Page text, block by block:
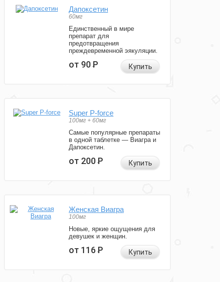
Дапоксетин
60мг
Единственный в мире
препарат для
предотвращения
преждевременной эякуляции.
от 90Р Купить
Super P-force
100мг + 60мг
Самые популярные препараты
в одной таблетке — Виагра и
Дапоксетин.
от 200Р Купить
Женская Виагра
100мг
Новые, яркие ощущения для
девушек и женщин.
от 116Р Купить